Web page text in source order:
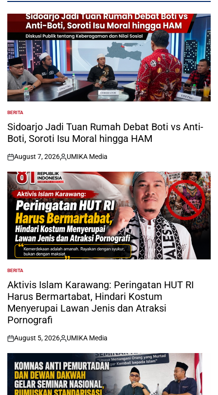
POSTED
IN
BERITA
Sidoarjo Jadi Tuan Rumah Debat Boti vs Anti-
Boti, Soroti Isu Moral hingga HAM
on
August 7, 2026
Posted
by
UMIKA Media
POSTED
IN
BERITA
Aktivis Islam Karawang: Peringatan HUT RI
Harus Bermartabat, Hindari Kostum
Menyerupai Lawan Jenis dan Atraksi
Pornografi
on
August 5, 2026
Posted
by
UMIKA Media